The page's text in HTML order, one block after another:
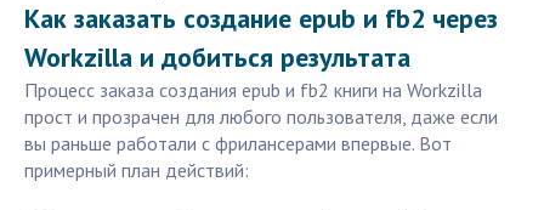
Как заказать создание epub и fb2 через
Workzilla и добиться результата
Процесс заказа создания epub и fb2 книги на Workzilla
прост и прозрачен для любого пользователя, даже если
вы раньше работали с фрилансерами впервые. Вот
примерный план действий: